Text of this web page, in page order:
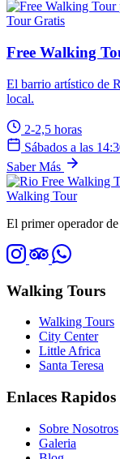
Tour Gratis
Free Walking
El barrio artístico de
local.
2-2,5 horas
Sábados a las
Saber Más
Walking Tour
El primer operador
Walking Tours
Walking Tours
City Center
Little Africa
Santa Teresa
Enlaces Rapidos
Sobre Nosotros
Galeria